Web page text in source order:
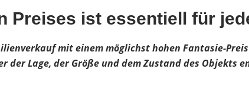
Preises ist essentiell für
mit einem möglichst hohen Fantasie-
der Lage, der Größe und dem Zustand des Objekts